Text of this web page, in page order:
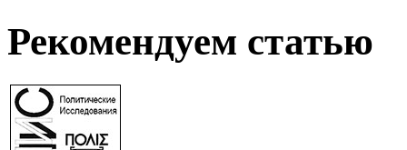
Рекомендуем статью